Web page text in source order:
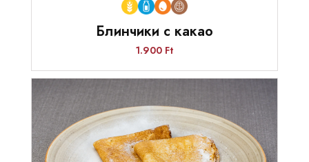
Блинчики с какао
1.900 Ft